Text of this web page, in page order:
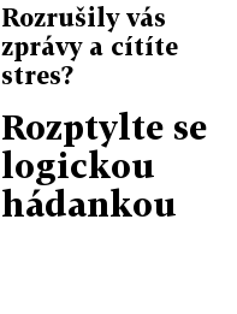
Rozrušily vás
zprávy a cítíte
stres?
Rozptylte se
logickou
hádankou